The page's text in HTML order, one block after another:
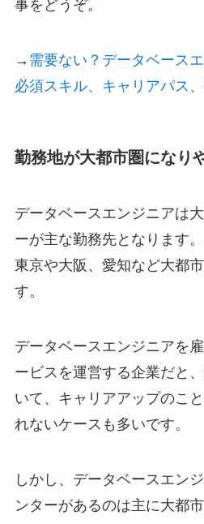
事をどうぞ。
→ 需要ない？データベース
必須スキル、キャリアパス
勤務地が大都市圏になり
データベースエンジニアは
ーが主な勤務先となります
東京や大阪、愛知など大都
す。
データベースエンジニアを
ービスを運営する企業だと
いて、キャリアアップのこ
れないケースも多いです。
しかし、データベースエン
ンターがあるのは主に大都